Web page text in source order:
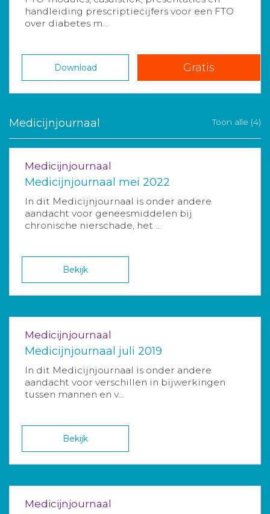
handleiding prescriptiecijfers voor een FTO
over diabetes m...
Download Gratis
Medicijnjournaal Toon alle (4)
Medicijnjournaal
Medicijnjournaal mei 2022
In dit Medicijnjournaal is onder andere
aandacht voor geneesmiddelen bij
chronische nierschade, het ...
Bekijk
Medicijnjournaal
Medicijnjournaal juli 2019
In dit Medicijnjournaal is onder andere
aandacht voor verschillen in bijwerkingen
tussen mannen en v...
Bekijk
Medicijnjournaal